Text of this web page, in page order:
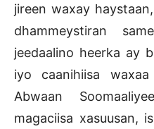
jireen waxay
dhammeystiran
jeedaalino heerka ay
iyo caanihiisa
Abwaan
magaciisa xasuusan,